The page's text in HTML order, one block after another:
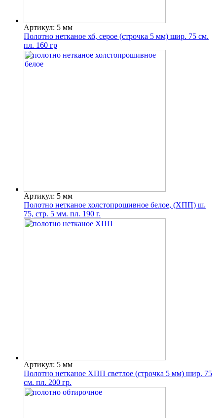
Артикул: 5 мм
Полотно нетканое хб, серое (строчка 5 мм) шир. 75 см.
пл. 160 гр
Артикул: 5 мм
Полотно нетканое холстопрошивное белое, (ХПП) ш.
75, стр. 5 мм. пл. 190 г.
Артикул: 5 мм
Полотно нетканое ХПП светлое (строчка 5 мм) шир. 75
см. пл. 200 гр.